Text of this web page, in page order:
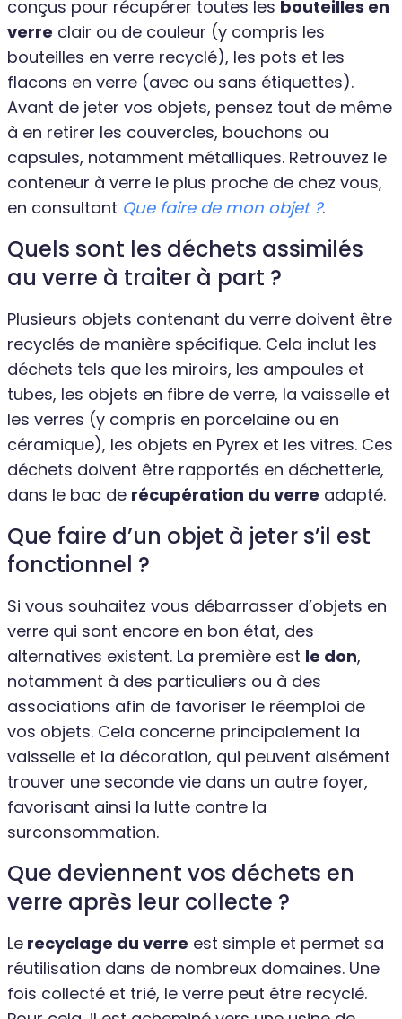
conçus pour récupérer toutes les bouteilles en
verre clair ou de couleur (y compris les
bouteilles en verre recyclé), les pots et les
flacons en verre (avec ou sans étiquettes).
Avant de jeter vos objets, pensez tout de même
à en retirer les couvercles, bouchons ou
capsules, notamment métalliques. Retrouvez le
conteneur à verre le plus proche de chez vous,
en consultant Que faire de mon objet ?.
Quels sont les déchets assimilés
au verre à traiter à part ?
Plusieurs objets contenant du verre doivent être
recyclés de manière spécifique. Cela inclut les
déchets tels que les miroirs, les ampoules et
tubes, les objets en fibre de verre, la vaisselle et
les verres (y compris en porcelaine ou en
céramique), les objets en Pyrex et les vitres. Ces
déchets doivent être rapportés en déchetterie,
dans le bac de récupération du verre adapté.
Que faire d’un objet à jeter s’il est
fonctionnel ?
Si vous souhaitez vous débarrasser d’objets en
verre qui sont encore en bon état, des
alternatives existent. La première est le don,
notamment à des particuliers ou à des
associations afin de favoriser le réemploi de
vos objets. Cela concerne principalement la
vaisselle et la décoration, qui peuvent aisément
trouver une seconde vie dans un autre foyer,
favorisant ainsi la lutte contre la
surconsommation.
Que deviennent vos déchets en
verre après leur collecte ?
Le recyclage du verre est simple et permet sa
réutilisation dans de nombreux domaines. Une
fois collecté et trié, le verre peut être recyclé.